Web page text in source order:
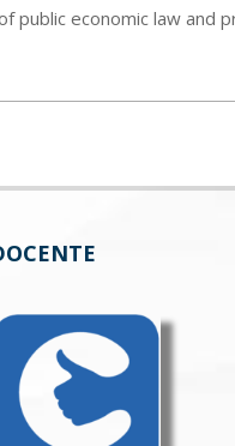
public economic law